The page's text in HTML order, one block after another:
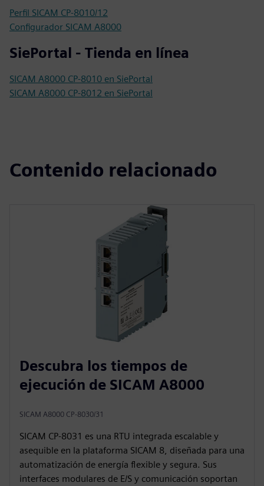
Perfil SICAM CP-8010/12
Configurador SICAM A8000
SiePortal - Tienda en línea
SICAM A8000 CP-8010 en SiePortal
SICAM A8000 CP-8012 en SiePortal
Contenido relacionado
Descubra los tiempos de
ejecución de SICAM A8000
SICAM A8000 CP-8030/31
SICAM CP‑8031 es una RTU integrada escalable y
asequible en la plataforma SICAM 8, diseñada para una
automatización de energía flexible y segura. Sus
interfaces modulares de E/S y comunicación soportan